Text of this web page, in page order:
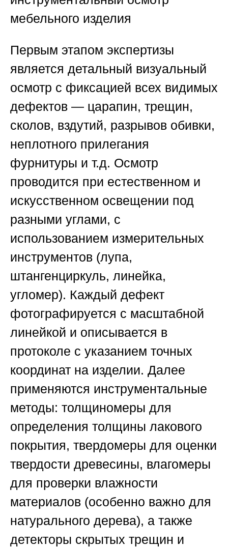
мебельного изделия
Первым этапом экспертизы
является детальный визуальный
осмотр с фиксацией всех видимых
дефектов — царапин, трещин,
сколов, вздутий, разрывов обивки,
неплотного прилегания
фурнитуры и т.д. Осмотр
проводится при естественном и
искусственном освещении под
разными углами, с
использованием измерительных
инструментов (лупа,
штангенциркуль, линейка,
угломер). Каждый дефект
фотографируется с масштабной
линейкой и описывается в
протоколе с указанием точных
координат на изделии. Далее
применяются инструментальные
методы: толщиномеры для
определения толщины лакового
покрытия, твердомеры для оценки
твердости древесины, влагомеры
для проверки влажности
материалов (особенно важно для
натурального дерева), а также
детекторы скрытых трещин и